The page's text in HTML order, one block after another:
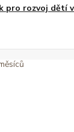
pro rozvoj dětí